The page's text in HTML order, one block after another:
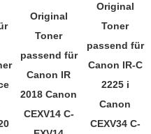
Original
Toner
passend für
Canon IR
2018 Canon
CEXV14 C-
Original
Toner
passend für
Canon IR-C
2225 i
Canon
CEXV34 C-